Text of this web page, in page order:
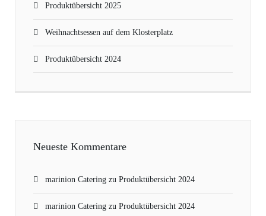
Produktübersicht 2025
Weihnachtsessen auf dem Klosterplatz
Produktübersicht 2024
Neueste Kommentare
marinion Catering zu Produktübersicht 2024
marinion Catering zu Produktübersicht 2024